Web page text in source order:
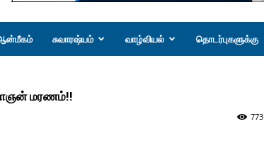
சுவாரஷ்யம் வாழ்வியல் தொடர்புகளுக்கு
மரணம்!!
773